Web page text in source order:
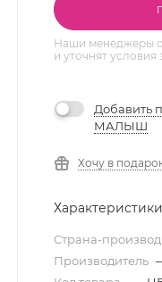
Наши менеджеры
и уточнят условия
Добавить
МАЛЫШ
Хочу в
Страна-
Производитель